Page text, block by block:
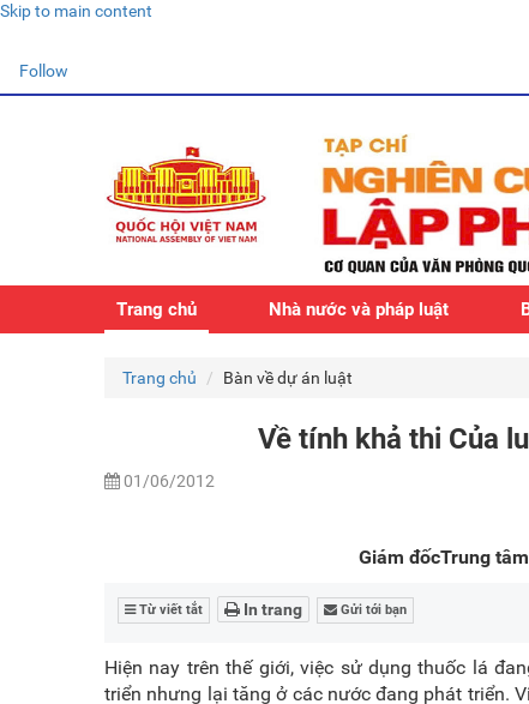
Skip to main content
Follow
Trang chủ Nhà nước và pháp luật
Trang chủ Bàn về dự án luật
Về tính khả thi Của
01/06/2012
Giám đốcTrung
Từ viết tắt In trang Gửi tới bạn
Hiện nay trên thế giới, việc sử dụng thuốc lá
triển nhưng lại tăng ở các nước đang phát triển.